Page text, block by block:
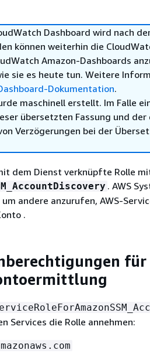
Dashboard wird nach
können weiterhin die
Amazon-Dashboards
sie es heute tun. Weitere
Dokumentation.
maschinell erstellt. Im Falle
übersetzten Fassung und der
Verzögerungen bei der
dem Dienst verknüpfte Rolle
. AWS
andere anzurufen, AWS-
.
für
Services die Rolle annehmen: